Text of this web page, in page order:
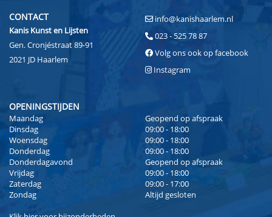
CONTACT
Kanis Kunst en Lijsten
Gen. Cronjéstraat 89-91
2021 JD Haarlem
info@kanishaarlem.nl
023 - 525 78 87
Volg ons ook op facebook
Instagram
OPENINGSTIJDEN
Maandag
Geopend op afspraak
Dinsdag
09:00 - 18:00
Woensdag
09:00 - 18:00
Donderdag
09:00 - 18:00
Donderdagavond
Geopend op afspraak
Vrijdag
09:00 - 18:00
Zaterdag
09:00 - 17:00
Zondag
Altijd gesloten